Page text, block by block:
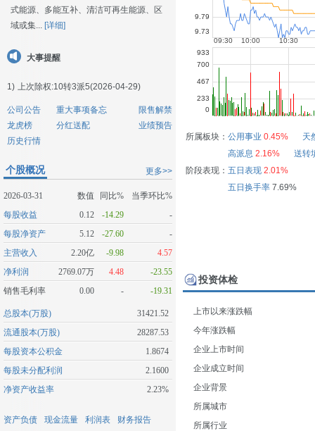
式能源、多能互补、清洁可再生能源、区
域或集... [详细]
大事提醒
1) 上次除权:10转3派5(2026-04-29)
公司公告 重大事项备忘
限售解禁
龙虎榜
分红送配
业绩预告
历史行情
更多>>
个股概况
2026-03-31 数值 同比%
当季环比%
每股收益
0.12 -14.29
-
每股净资产
5.12 -27.60
-
主营收入
2.20亿 -9.98
4.57
净利润
2769.07万 4.48
-23.55
销售毛利率
0.00 - -19.31
总股本(万股)
31421.52
流通股本(万股)
28287.53
每股资本公积金
1.8674
每股未分配利润
2.1600
净资产收益率
2.23%
资产负债 现金流量 利润表 财务报告
所属板块： 公用事业 0.45%
天
高派息 2.16%
送转
阶段表现： 五日表现 2.01%
五日换手率7.69%
投资体检
上市以来涨跌幅
今年涨跌幅
企业上市时间
企业成立时间
企业背景
所属城市
所属行业